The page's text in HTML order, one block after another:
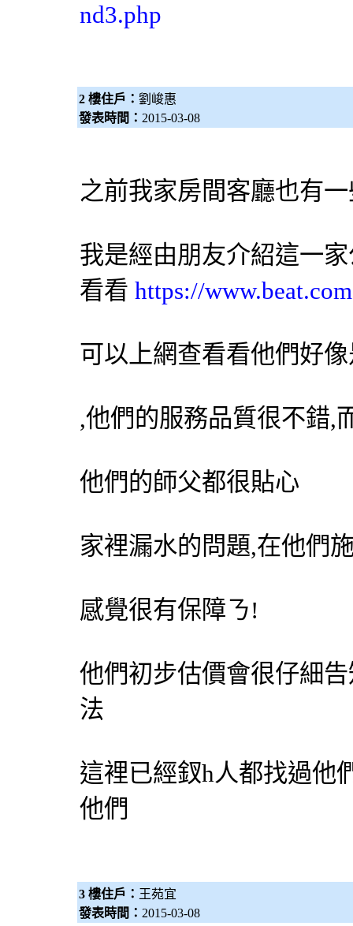
nd3.php
2 樓住戶： 劉峻惠
發表時間： 2015-03-08
之前我家房間客廳也有
我是經由朋友介紹這一
看看 https://
可以上網查看看他們好
,他們的服務品質很不錯,
他們的師父都很貼心
家裡漏水的問題,在他們
感覺很有保障ㄋ!
他們初步估價會很仔細
法
這裡已經釵h人都找過他
他們
3 樓住戶： 王苑宜
發表時間： 2015-03-08